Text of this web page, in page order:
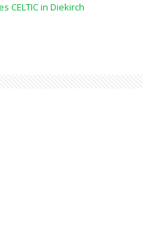
CELTIC in Diekirch